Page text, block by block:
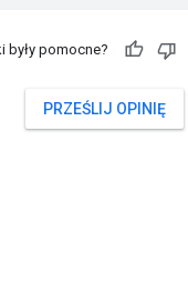
były pomocne?
PRZEŚLIJ OPINIĘ